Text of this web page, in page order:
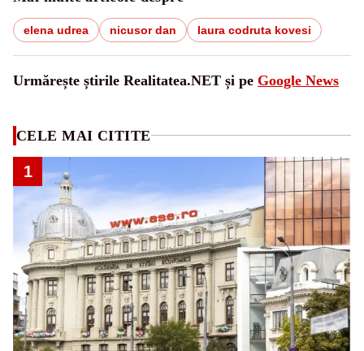
elena udrea nicusor dan laura codruta kovesi
Urmărește știrile Realitatea.NET și pe Google News
CELE MAI CITITE
1